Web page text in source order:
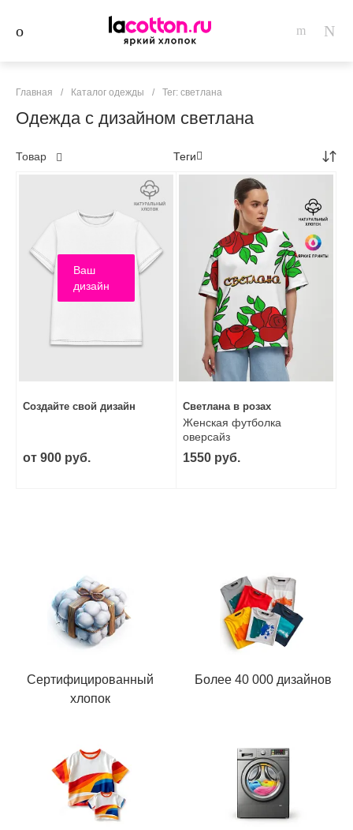
Главная / Каталог одежды / Тег: светлана
Одежда с дизайном светлана
Товар Теги
Ваш
дизайн
Создайте свой дизайн
от 900 руб.
Светлана в розах
Женская футболка
оверсайз
1550 руб.
Сертифицированный
хлопок
Более 40 000 дизайнов